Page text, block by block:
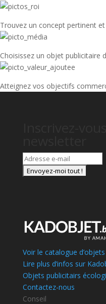
Trouvez un concept pertinent
Choisissez un objet publicitaire
Atteignez vos objectifs
Voir le catalogue
Lire plus d’infos sur
Objets publicitairs
Contactez-nous
Conseil